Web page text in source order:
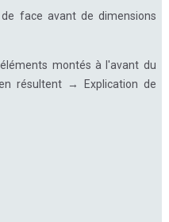
face avant de dimensions
montés à l'avant du
résultent → Explication de